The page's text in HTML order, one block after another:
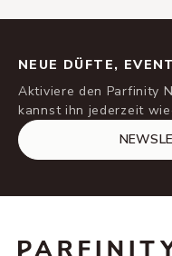
NEUE DÜFTE,
Aktiviere den Parfinity
kannst ihn jederzeit